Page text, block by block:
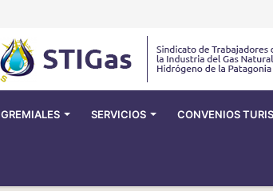
GREMIALES SERVICIOS CONVENIOS